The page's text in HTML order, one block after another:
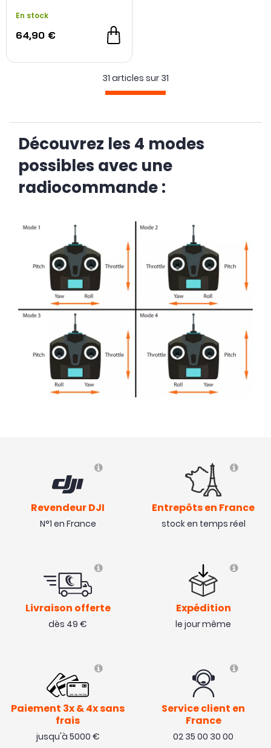
En stock
64,90 €
31 articles sur 31
Découvrez les 4 modes
possibles avec une
radiocommande :
Revendeur DJI
N°1 en France
Entrepôts en France
stock en temps réel
Livraison offerte
dès 49 €
Expédition
le jour même
Paiement 3x & 4x sans
frais
jusqu'à 5000 €
Service client en
France
02 35 00 30 00